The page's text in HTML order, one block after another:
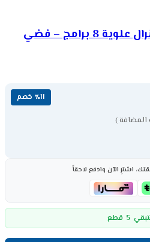
غسالة 10 كيلو سوبر جنرال علوية 8 برامج – فضي
٪11 خصم
)
اشترِ الآن وادفع لاحقاً
5 قطع